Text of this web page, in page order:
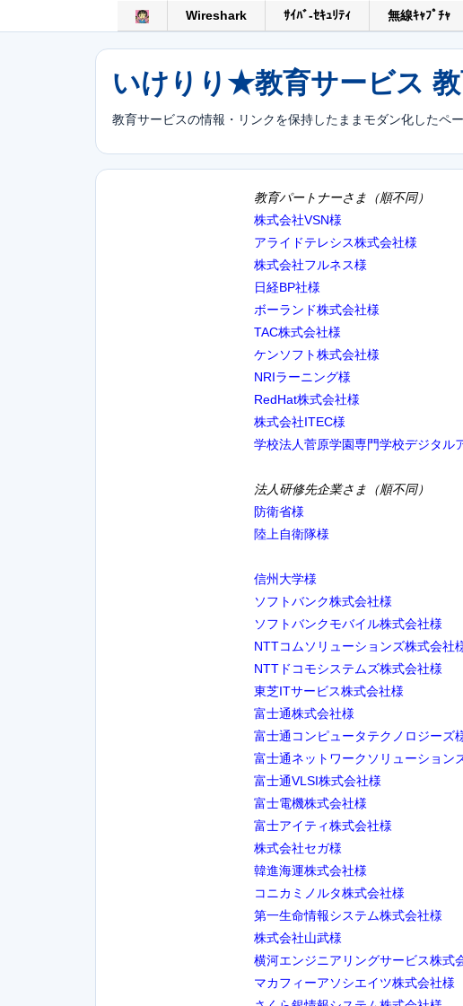
Wireshark ｻｲﾊﾞ-ｾｷｭﾘﾃｨ 無線ｷｬﾌﾟﾁｬ
いけりり★教育サービス
教育サービスの情報・リンクを保持したままモダン化したペー
教育パートナーさま（順不同）
株式会社VSN様
アライドテレシス株式会社様
株式会社フルネス様
日経BP社様
ボーランド株式会社様
TAC株式会社様
ケンソフト株式会社様
NRIラーニング様
RedHat株式会社様
株式会社ITEC様
学校法人菅原学園専門学校デジタル
法人研修先企業さま（順不同）
防衛省様
陸上自衛隊様
信州大学様
ソフトバンク株式会社様
ソフトバンクモバイル株式会社様
NTTコムソリューションズ株式会社
NTTドコモシステムズ株式会社様
東芝ITサービス株式会社様
富士通株式会社様
富士通コンピュータテクノロジーズ
富士通ネットワークソリューション
富士通VLSI株式会社様
富士電機株式会社様
富士アイティ株式会社様
株式会社セガ様
韓進海運株式会社様
コニカミノルタ株式会社様
第一生命情報システム株式会社様
株式会社山武様
横河エンジニアリングサービス株式
マカフィーアソシエイツ株式会社様